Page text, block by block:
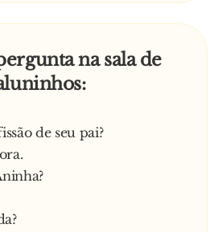
xixi?O BAIXINHO com
abaixou o seu xortinho e
Piu para ajuda-lo
respondeu.... CARENTA E
na sala de
de seu pai?